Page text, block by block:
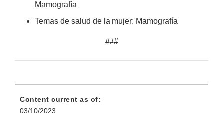
Mamografía
Temas de salud de la mujer: Mamografía
###
Content current as of:
03/10/2023